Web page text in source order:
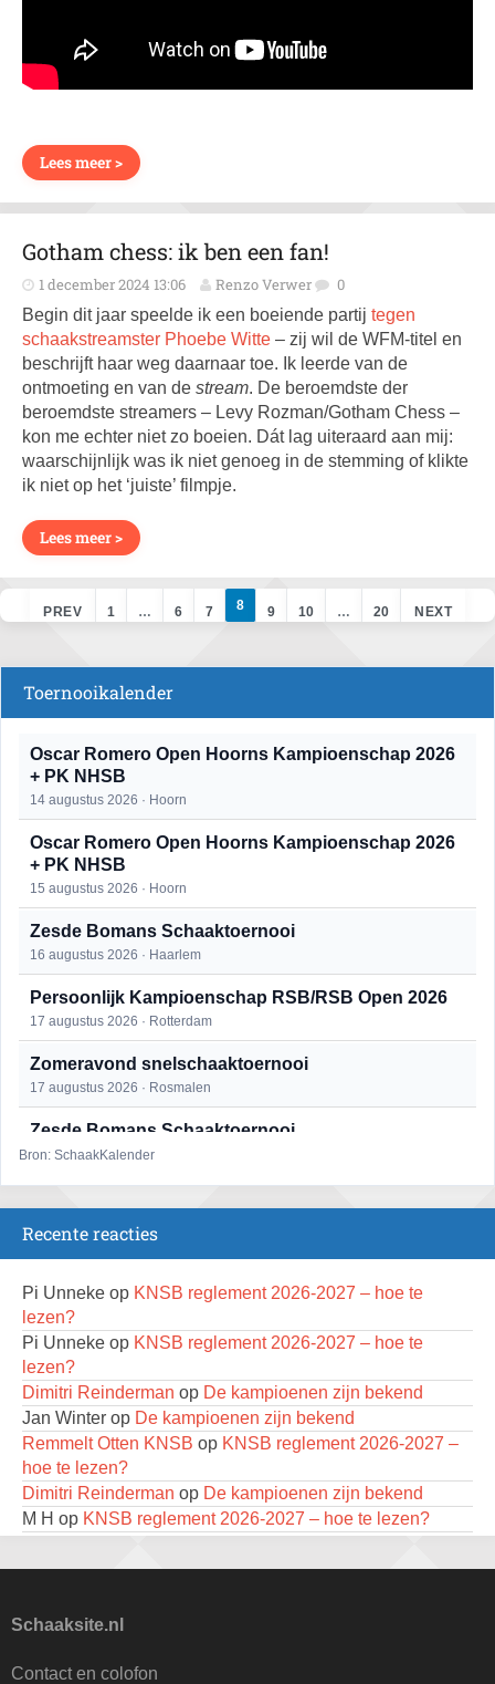
Lees meer >
Gotham chess: ik ben een fan!
1 december 2024 13:06 Renzo Verwer 0
Begin dit jaar speelde ik een boeiende partij tegen
schaakstreamster Phoebe Witte – zij wil de WFM-titel en
beschrijft haar weg daarnaar toe. Ik leerde van de
ontmoeting en van de stream. De beroemdste der
beroemdste streamers – Levy Rozman/Gotham Chess –
kon me echter niet zo boeien. Dát lag uiteraard aan mij:
waarschijnlijk was ik niet genoeg in de stemming of klikte
ik niet op het ‘juiste’ filmpje.
Lees meer >
PREV 1 … 6 7 8 9 10 … 20 NEXT
Toernooikalender
Oscar Romero Open Hoorns Kampioenschap 2026
+ PK NHSB
14 augustus 2026 · Hoorn
Oscar Romero Open Hoorns Kampioenschap 2026
+ PK NHSB
15 augustus 2026 · Hoorn
Zesde Bomans Schaaktoernooi
16 augustus 2026 · Haarlem
Persoonlijk Kampioenschap RSB/RSB Open 2026
17 augustus 2026 · Rotterdam
Zomeravond snelschaaktoernooi
17 augustus 2026 · Rosmalen
Zesde Bomans Schaaktoernooi
17 augustus 2026 · Haarlem
Persoonlijk Kampioenschap RSB/RSB Open 2026
18 augustus 2026 · Rotterdam
Mat op ‘t Wad
22 augustus 2026 · Den Burg, Texel
Simultaan The Butcher
22 augustus 2026 · Utrecht
Open 6e Senioren-50+ Zomer-rapidschaaktoernooi
22 augustus 2026 · Udenhout, Gemeente Tilburg
2e Utrechts kroegloperstoernooi
23 augustus 2026 · Udenhout, Gemeente Tilburg
Bron: SchaakKalender
Recente reacties
Pi Unneke op KNSB reglement 2026-2027 – hoe te
lezen?
Pi Unneke op KNSB reglement 2026-2027 – hoe te
lezen?
Dimitri Reinderman op De kampioenen zijn bekend
Jan Winter op De kampioenen zijn bekend
Remmelt Otten KNSB op KNSB reglement 2026-2027 –
hoe te lezen?
Dimitri Reinderman op De kampioenen zijn bekend
M H op KNSB reglement 2026-2027 – hoe te lezen?
Frits FritschyopDe kampioenen zijn bekend
Hendrikom op
René Pijlmanop
Schaaksite.nl
Contact en colofon